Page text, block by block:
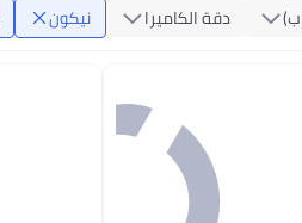
دقة الكاميرا نيكون